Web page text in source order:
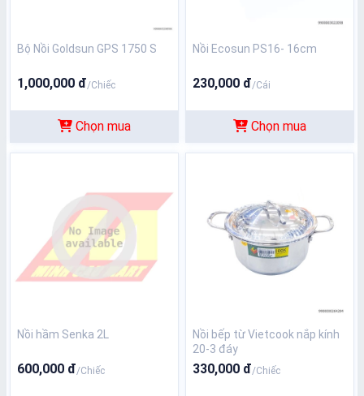
Bộ Nồi Goldsun GPS 1750 S
1,000,000 đ/Chiếc
Chọn mua
Nồi Ecosun PS16- 16cm
230,000 đ/Cái
Chọn mua
Nồi hầm Senka 2L
600,000 đ/Chiếc
Nồi bếp từ Vietcook nắp kính
20-3 đáy
330,000 đ/Chiếc